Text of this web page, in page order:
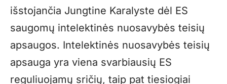
išstojančia Jungtine Karalyste dėl ES
saugomų intelektinės nuosavybės teisių
apsaugos. Intelektinės nuosavybės teisių
apsauga yra viena svarbiausių ES
reguliuojamų sričių, taip pat tiesiogiai